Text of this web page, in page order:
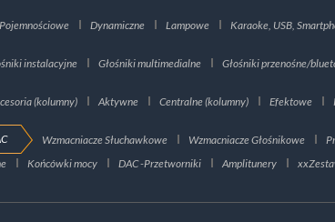
Pojemnościowe Dynamiczne Lampowe Karaoke, USB,
instalacyjne Głośniki multimedialne Głośniki przenośne/
(kolumny) Aktywne Centralne (kolumny) Efektowe
Wzmacniacze Słuchawkowe Wzmacniacze Głośnikowe
Końcówki mocy DAC -Przetworniki Amplitunery